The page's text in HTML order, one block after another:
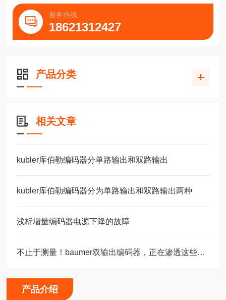
固定安装，电缆弯曲半径R≥40mm
方形法兰，63.5mmx63.5mm
方
服务热线
18621312427
产品分类
相关文章
kubler库伯勒编码器分单路输出和双路输出
kubler库伯勒编码器分为单路输出和双路输出两种
浅析增量编码器电源下降的故障
不止于测量！baumer双输出编码器，正在渗透这些关键领域
产品介绍